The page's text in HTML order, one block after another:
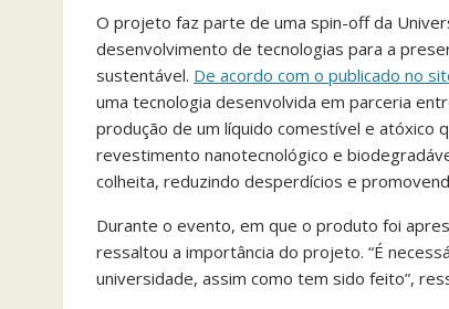
O projeto faz parte de uma spin-off da
desenvolvimento de tecnologias para a
sustentável. De acordo com o publicado no
uma tecnologia desenvolvida em parceria
produção de um líquido comestível e
revestimento nanotecnológico e
colheita, reduzindo desperdícios e
Durante o evento, em que o produto foi
ressaltou a importância do projeto. “É
universidade, assim como tem sido feito”,